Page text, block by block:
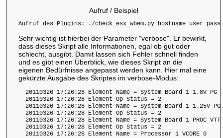
Aufruf / Beispiel
Aufruf des Plugins: ./check_esx_wbem.py hostname user
Sehr wichtig ist hierbei der Parameter "verbose". Er bewirkt,
dass dieses Skript alle Informationen, egal ob gut oder
schlecht, ausgibt. Damit lassen sich Fehler schnell finden
und es gibt einen Überblick, wie dieses Skript an die
eigenen Bedürfnisse angepasst werden kann. Hier mal eine
gekürzte Ausgabe des Skriptes im verbose-Modus:
20110326 17:26:28 Element Name = System Board 1 1.8V PG
  20110326 17:26:28 Element Op Status = 2
20110326 17:26:28 Element Name = System Board 1 1.25V PG
  20110326 17:26:28 Element Op Status = 2
20110326 17:26:28 Element Name = System Board 1 PROC VTT
  20110326 17:26:28 Element Op Status = 2
  20110326 17:26:28 Element Name = Processor 1 VCORE 0